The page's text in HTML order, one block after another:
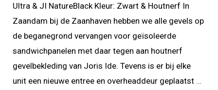
Ultra & JI NatureBlack Kleur: Zwart & Houtnerf In
Zaandam bij de Zaanhaven hebben we alle gevels op
de beganegrond vervangen voor geïsoleerde
sandwichpanelen met daar tegen aan houtnerf
gevelbekleding van Joris Ide. Tevens is er bij elke
unit een nieuwe entree en overheaddeur geplaatst …